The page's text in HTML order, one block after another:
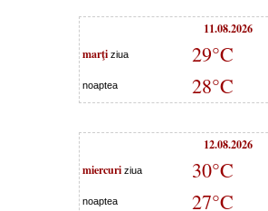
11.08.2026
marţi ziua 29°C
noaptea 28°C
12.08.2026
miercuri ziua 30°C
noaptea 27°C